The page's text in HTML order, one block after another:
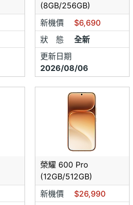
(8GB/256GB)
新機價
$6,690
狀 態
全新
更新日期
2026/08/06
榮耀 600 Pro
(12GB/512GB)
新機價
$26,990